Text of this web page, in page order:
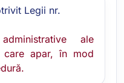
Legii nr.
ale
apar, în mod